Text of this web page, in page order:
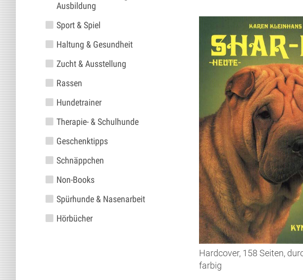
Ausbildung
Sport & Spiel
Haltung & Gesundheit
Zucht & Ausstellung
Rassen
Hundetrainer
Therapie- & Schulhunde
Geschenktipps
Schnäppchen
Non-Books
Spürhunde & Nasenarbeit
Hörbücher
Hardcover, 158 Seiten,
farbig